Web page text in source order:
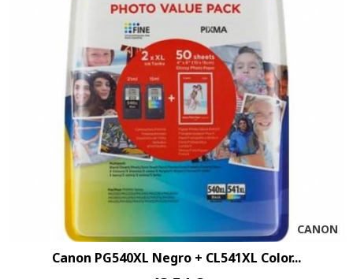
CANON
Canon PG540XL Negro + CL541XL Color...